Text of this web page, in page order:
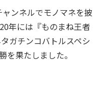
ンネルでモノマネを披
年には『ものまね王者
ガチンコバトルスペシ
を果たしました。